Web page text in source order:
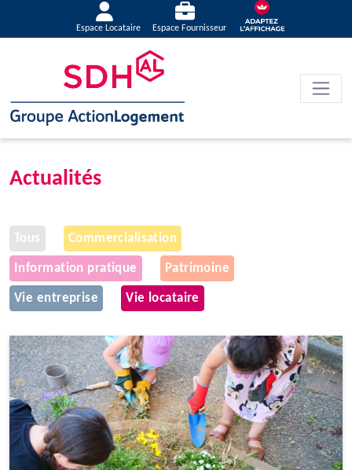
Espace Locataire Espace Fournisseur
Actualités
Tous Commercialisation
Information pratique Patrimoine
Vie entreprise Vie locataire